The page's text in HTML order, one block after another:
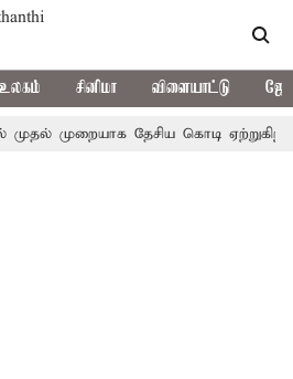
உலகம் சினிமா விளையாட்டு
தேசிய கொடி ஏற்றுகிறார்,